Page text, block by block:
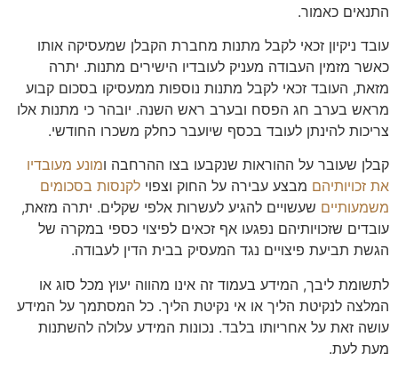
התנאים כאמור.
עובד ניקיון זכאי לקבל מתנות מחברת הקבלן שמעסיקה אותו
כאשר מזמין העבודה מעניק לעובדיו הישירים מתנות. יתרה
מזאת, העובד זכאי לקבל מתנות נוספות ממעסיקו בסכום קבוע
מראש בערב חג הפסח ובערב ראש השנה. יובהר כי מתנות אלו
צריכות להינתן לעובד בכסף שיועבר כחלק משכרו החודשי.
קבלן שעובר על ההוראות שנקבעו בצו ההרחבה ומונע מעובדיו
את זכויותיהם מבצע עבירה על החוק וצפוי לקנסות בסכומים
משמעותיים שעשויים להגיע לעשרות אלפי שקלים. יתרה מזאת,
עובדים שזכויותיהם נפגעו אף זכאים לפיצוי כספי במקרה של
הגשת תביעת פיצויים נגד המעסיק בבית הדין לעבודה.
לתשומת ליבך, המידע בעמוד זה אינו מהווה יעוץ מכל סוג או
המלצה לנקיטת הליך או אי נקיטת הליך. כל המסתמך על המידע
עושה זאת על אחריותו בלבד. נכונות המידע עלולה להשתנות
מעת לעת.